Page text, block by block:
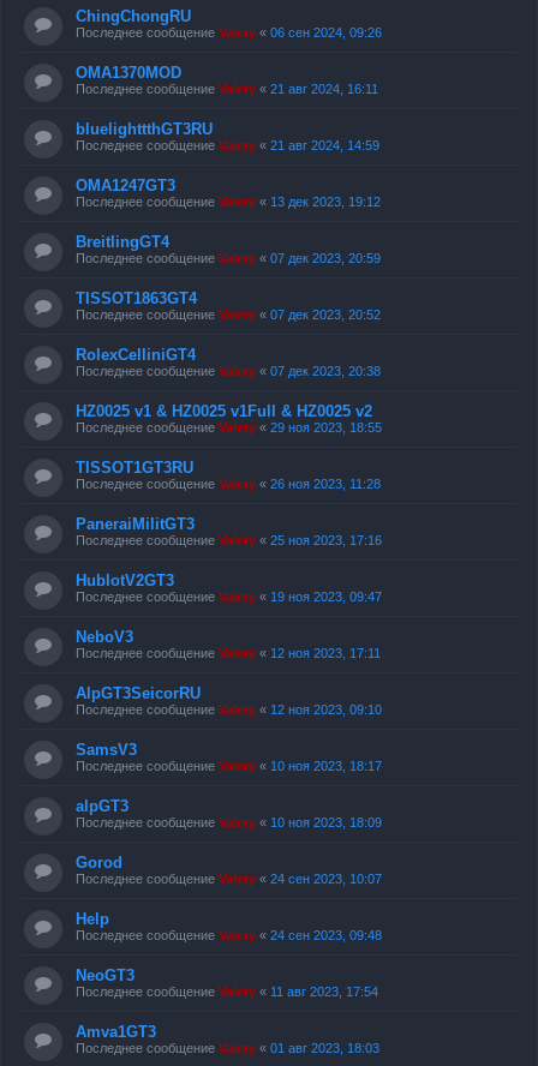
ChingChongRU
Последнее сообщение Valery « 06 сен 2024, 09:26
OMA1370MOD
Последнее сообщение Valery « 21 авг 2024, 16:11
bluelighttthGT3RU
Последнее сообщение Valery « 21 авг 2024, 14:59
OMA1247GT3
Последнее сообщение Valery « 13 дек 2023, 19:12
BreitlingGT4
Последнее сообщение Valery « 07 дек 2023, 20:59
TISSOT1863GT4
Последнее сообщение Valery « 07 дек 2023, 20:52
RolexCelliniGT4
Последнее сообщение Valery « 07 дек 2023, 20:38
HZ0025 v1 & HZ0025 v1Full & HZ0025 v2
Последнее сообщение Valery « 29 ноя 2023, 18:55
TISSOT1GT3RU
Последнее сообщение Valery « 26 ноя 2023, 11:28
PaneraiMilitGT3
Последнее сообщение Valery « 25 ноя 2023, 17:16
HublotV2GT3
Последнее сообщение Valery « 19 ноя 2023, 09:47
NeboV3
Последнее сообщение Valery « 12 ноя 2023, 17:11
AlpGT3SeicorRU
Последнее сообщение Valery « 12 ноя 2023, 09:10
SamsV3
Последнее сообщение Valery « 10 ноя 2023, 18:17
alpGT3
Последнее сообщение Valery « 10 ноя 2023, 18:09
Gorod
Последнее сообщение Valery « 24 сен 2023, 10:07
Help
Последнее сообщение Valery « 24 сен 2023, 09:48
NeoGT3
Последнее сообщение Valery « 11 авг 2023, 17:54
Amva1GT3
Последнее сообщение Valery « 01 авг 2023, 18:03